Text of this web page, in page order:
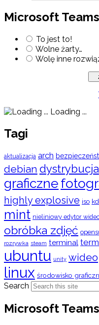
Microsoft
To jest to!
Wolne żarty…
Wolę inne
Loading ...
Tagi
aktualizacja arch
debian dystrybucja
graficzne
highly explosive iso
mint nieliniowy edytor
obróbka zdjęć
rozrywka steam terminal
ubuntu unity wideo
linux środowisko
Search
Microsoft